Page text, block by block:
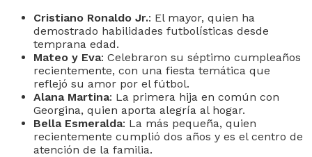
Cristiano Ronaldo Jr.: El mayor, quien ha
demostrado habilidades futbolísticas desde
temprana edad.
Mateo y Eva: Celebraron su séptimo cumpleaños
recientemente, con una fiesta temática que
reflejó su amor por el fútbol.
Alana Martina: La primera hija en común con
Georgina, quien aporta alegría al hogar.
Bella Esmeralda: La más pequeña, quien
recientemente cumplió dos años y es el centro de
atención de la familia.